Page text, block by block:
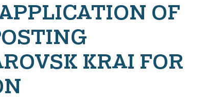
OF
KRAI FOR